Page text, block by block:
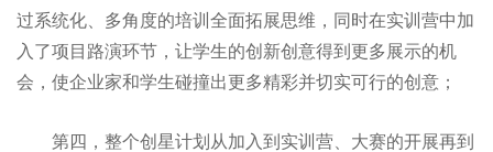
过系统化、多角度的培训全面拓展思维，同时在实训营中加
入了项目路演环节，让学生的创新创意得到更多展示的机
会，使企业家和学生碰撞出更多精彩并切实可行的创意；
第四，整个创星计划从加入到实训营、大赛的开展再到